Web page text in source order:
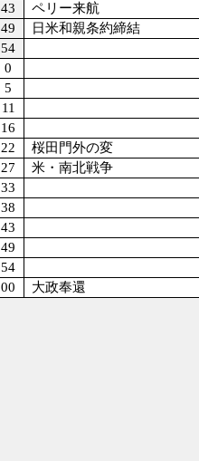
43
ペリー来航
49
日米和親条約締結
54
0
5
11
16
22
桜田門外の変
27
米・南北戦争
33
38
43
49
54
00 大政奉還